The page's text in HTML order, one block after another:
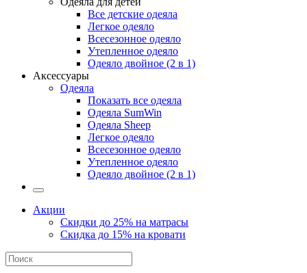
Все детские одеяла
Легкое одеяло
Всесезонное одеяло
Утепленное одеяло
Одеяло двойное (2 в 1)
Аксессуары
Одеяла
Показать все одеяла
Одеяла SumWin
Одеяла Sheep
Легкое одеяло
Всесезонное одеяло
Утепленное одеяло
Одеяло двойное (2 в 1)
Акции
Скидки до 25% на матрасы
Скидка до 15% на кровати